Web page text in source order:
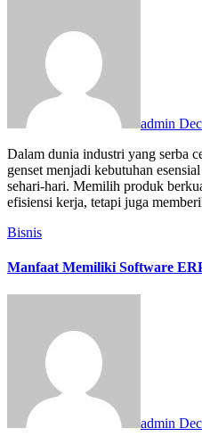
admin
Dalam dunia industri yang serba cepat, peralatan seperti forklift dan
genset menjadi kebutuhan
sehari-hari. Memilih produk
efisiensi kerja, tetapi juga
Bisnis
Manfaat Memiliki Software
admin